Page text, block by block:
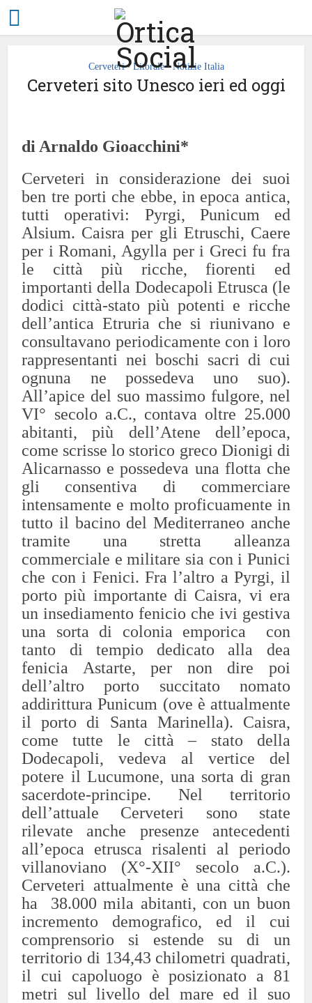
Cerveteri • Litorale • Notizie Italia
Cerveteri sito Unesco ieri ed oggi
di Arnaldo Gioacchini*
Cerveteri in considerazione dei suoi
ben tre porti che ebbe, in epoca antica,
tutti operativi: Pyrgi, Punicum ed
Alsium. Caisra per gli Etruschi, Caere
per i Romani, Agylla per i Greci fu fra
le città più ricche, fiorenti ed
importanti della Dodecapoli Etrusca (le
dodici città-stato più potenti e ricche
dell’antica Etruria che si riunivano e
consultavano periodicamente con i loro
rappresentanti nei boschi sacri di cui
ognuna ne possedeva uno suo).
All’apice del suo massimo fulgore, nel
VI° secolo a.C., contava oltre 25.000
abitanti, più dell’Atene dell’epoca,
come scrisse lo storico greco Dionigi di
Alicarnasso e possedeva una flotta che
gli consentiva di commerciare
intensamente e molto proficuamente in
tutto il bacino del Mediterraneo anche
tramite una stretta alleanza
commerciale e militare sia con i Punici
che con i Fenici. Fra l’altro a Pyrgi, il
porto più importante di Caisra, vi era
un insediamento fenicio che ivi gestiva
una sorta di colonia emporica con
tanto di tempio dedicato alla dea
fenicia Astarte, per non dire poi
dell’altro porto succitato nomato
addirittura Punicum (ove è attualmente
il porto di Santa Marinella). Caisra,
come tutte le città – stato della
Dodecapoli, vedeva al vertice del
potere il Lucumone, una sorta di gran
sacerdote-principe. Nel territorio
dell’attuale Cerveteri sono state
rilevate anche presenze antecedenti
all’epoca etrusca risalenti al periodo
villanoviano (X°-XII° secolo a.C.).
Cerveteri attualmente è una città che
ha 38.000 mila abitanti, con un buon
incremento demografico, ed il cui
comprensorio si estende su di un
territorio di 134,43 chilometri quadrati,
il cui capoluogo è posizionato a 81
metri sul livello del mare ed il suo